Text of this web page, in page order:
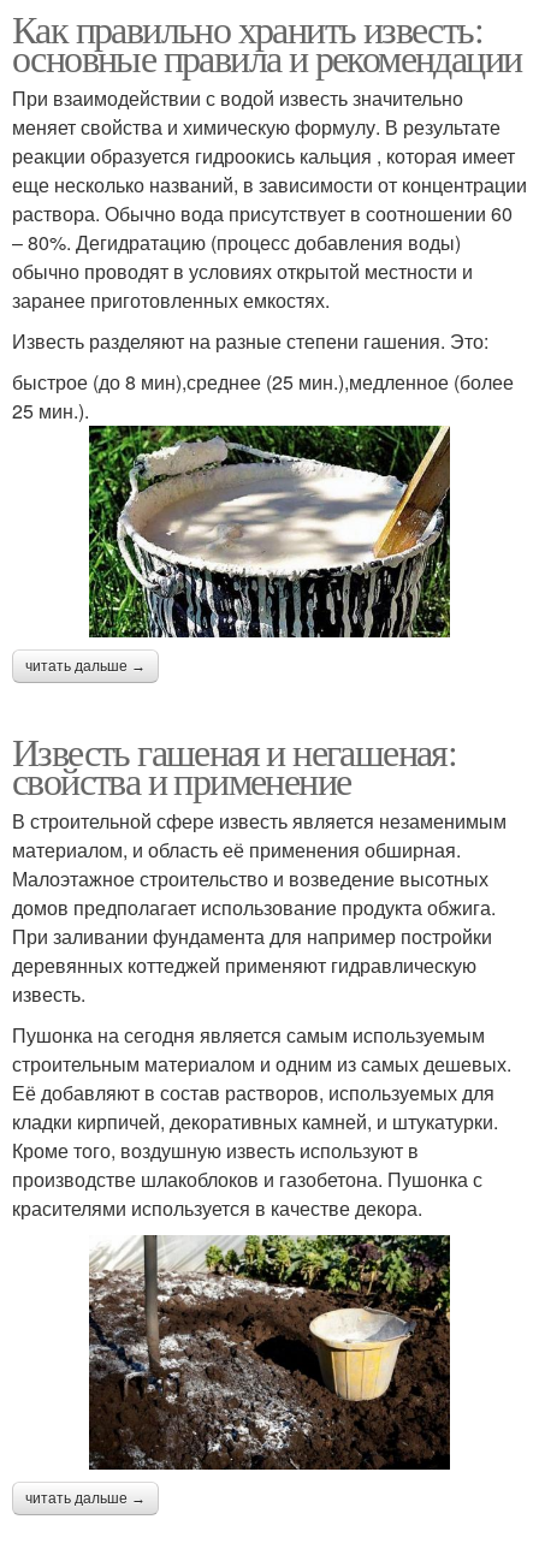
Как правильно хранить известь:
основные правила и рекомендации
При взаимодействии с водой известь значительно
меняет свойства и химическую формулу. В результате
реакции образуется гидроокись кальция , которая имеет
еще несколько названий, в зависимости от концентрации
раствора. Обычно вода присутствует в соотношении 60
– 80%. Дегидратацию (процесс добавления воды)
обычно проводят в условиях открытой местности и
заранее приготовленных емкостях.
Известь разделяют на разные степени гашения. Это:
быстрое (до 8 мин),среднее (25 мин.),медленное (более
25 мин.).
читать дальше →
Известь гашеная и негашеная:
свойства и применение
В строительной сфере известь является незаменимым
материалом, и область её применения обширная.
Малоэтажное строительство и возведение высотных
домов предполагает использование продукта обжига.
При заливании фундамента для например постройки
деревянных коттеджей применяют гидравлическую
известь.
Пушонка на сегодня является самым используемым
строительным материалом и одним из самых дешевых.
Её добавляют в состав растворов, используемых для
кладки кирпичей, декоративных камней, и штукатурки.
Кроме того, воздушную известь используют в
производстве шлакоблоков и газобетона. Пушонка с
красителями используется в качестве декора.
читать дальше →